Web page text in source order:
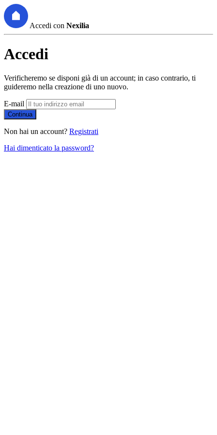
Accedi con Nexilia
Accedi
Verificheremo se disponi già di un account; in caso contrario, ti
guideremo nella creazione di uno nuovo.
E-mail
Continua
Non hai un account? Registrati
Hai dimenticato la password?